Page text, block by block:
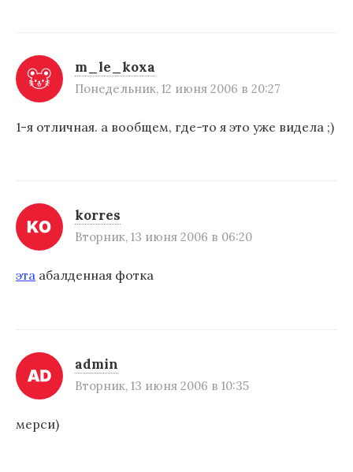
m_le_koxa
Понедельник, 12 июня 2006 в 20:27
1-я отличная. а вообщем, где-то я это уже видела ;)
korres
Вторник, 13 июня 2006 в 06:20
эта абалденная фотка
admin
Вторник, 13 июня 2006 в 10:35
мерси)